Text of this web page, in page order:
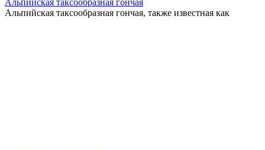
Альпийская таксообразная гончая, также известная как